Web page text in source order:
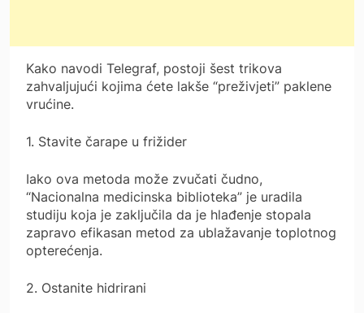
Kako navodi Telegraf, postoji šest trikova
zahvaljujući kojima ćete lakše “preživjeti” paklene
vrućine.
1. Stavite čarape u frižider
Iako ova metoda može zvučati čudno,
“Nacionalna medicinska biblioteka” je uradila
studiju koja je zaključila da je hlađenje stopala
zapravo efikasan metod za ublažavanje toplotnog
opterećenja.
2. Ostanite hidrirani